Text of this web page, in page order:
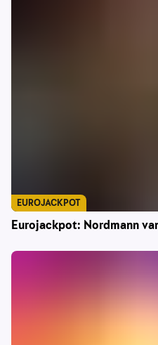
Eurojackpot: Nordmann
EUROJACKPOT